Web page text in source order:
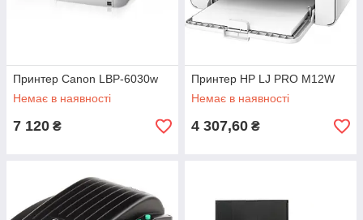
Принтер Canon LBP-6030w
Немає в наявності
7 120 ₴
Принтер HP LJ PRO M12W
Немає в наявності
4 307,60 ₴